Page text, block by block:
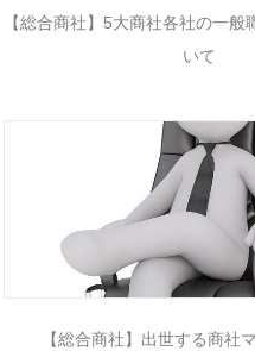
【総合商社】5大商社各社の一般
いて
【総合商社】出世する商社